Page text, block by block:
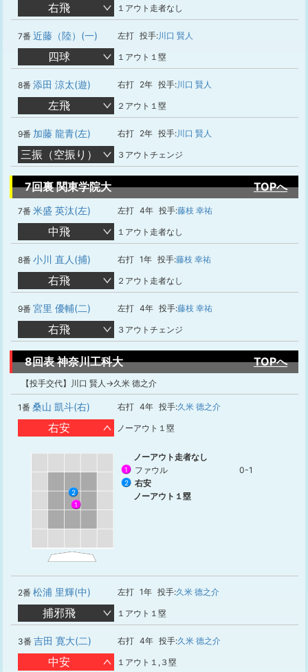
右飛 １アウト走者なし
7番 近藤（陸）(一) 左打 投手:川口 賢人
四球 １アウト１塁
8番 添田 涼太(遊) 右打 2年 投手:川口 賢人
左飛 ２アウト１塁
9番 加藤 龍青(左) 右打 2年 投手:川口 賢人
三振（空振り） ３アウトチェンジ
7回裏 関東学院大 TOPへ
7番 米盛 英汰(左) 左打 4年 投手:藤枝 幸祐
中飛 １アウト走者なし
8番 小川 直人(捕) 右打 1年 投手:藤枝 幸祐
右飛 ２アウト走者なし
9番 宮里 優輔(二) 左打 4年 投手:藤枝 幸祐
右飛 ３アウトチェンジ
8回表 神奈川工科大 TOPへ
【投手交代】川口 賢人→久米 德之介
1番 桑山 凱斗(右) 右打 4年 投手:久米 德之介
右安 ノーアウト１塁
1
2
ノーアウト走者なし
1 ファウル 0-1
2
右安
ノーアウト１塁
2番 松浦 里輝(中) 左打 1年 投手:久米 德之介
捕邪飛 １アウト１塁
3番 吉田 寛大(二) 右打 4年 投手:久米 德之介
中安 １アウト１,３塁